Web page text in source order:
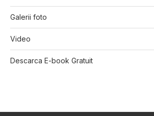
Galerii foto
Video
Descarca E-book Gratuit